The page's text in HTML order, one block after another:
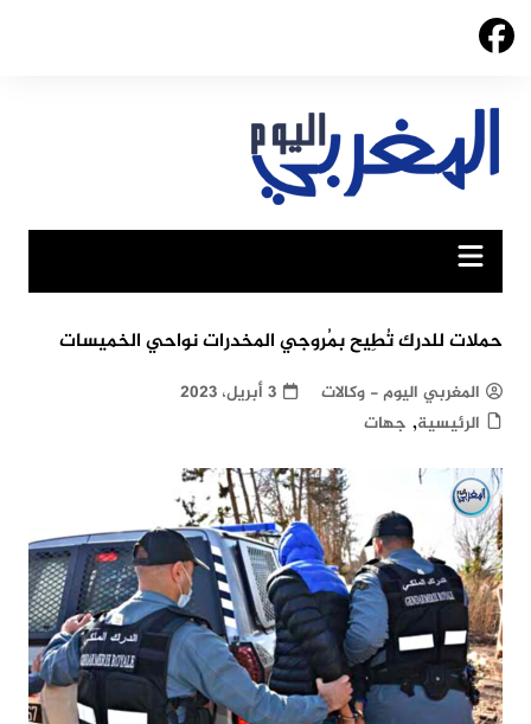
Skip
حملات للدرك تُطِيح بمُروجي المخدرات نواحي الخميسات
المغربي اليوم - وكالات
3 أبريل، 2023
الرئيسية, جهات